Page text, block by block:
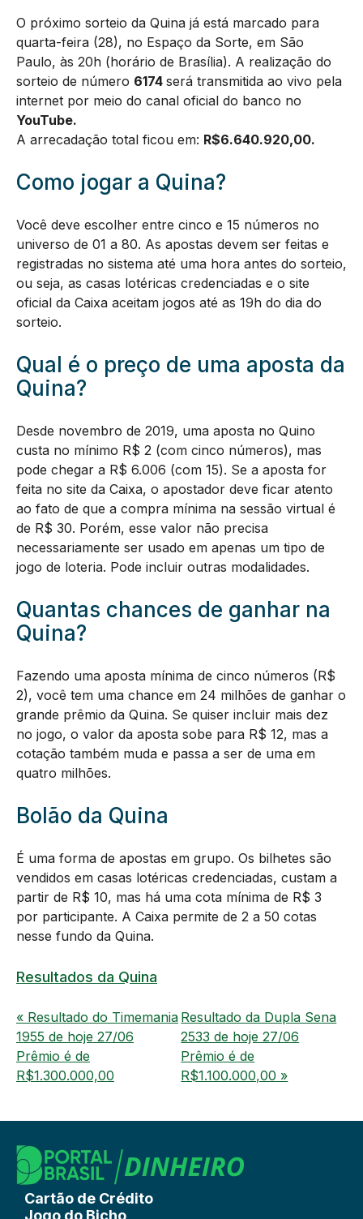
O próximo sorteio da Quina já está marcado para
quarta-feira (28), no Espaço da Sorte, em São
Paulo, às 20h (horário de Brasília). A realização do
sorteio de número 6174 será transmitida ao vivo pela
internet por meio do canal oficial do banco no
YouTube.
A arrecadação total ficou em: R$6.640.920,00.
Como jogar a Quina?
Você deve escolher entre cinco e 15 números no
universo de 01 a 80. As apostas devem ser feitas e
registradas no sistema até uma hora antes do sorteio,
ou seja, as casas lotéricas credenciadas e o site
oficial da Caixa aceitam jogos até as 19h do dia do
sorteio.
Qual é o preço de uma aposta da
Quina?
Desde novembro de 2019, uma aposta no Quino
custa no mínimo R$ 2 (com cinco números), mas
pode chegar a R$ 6.006 (com 15). Se a aposta for
feita no site da Caixa, o apostador deve ficar atento
ao fato de que a compra mínima na sessão virtual é
de R$ 30. Porém, esse valor não precisa
necessariamente ser usado em apenas um tipo de
jogo de loteria. Pode incluir outras modalidades.
Quantas chances de ganhar na
Quina?
Fazendo uma aposta mínima de cinco números (R$
2), você tem uma chance em 24 milhões de ganhar o
grande prêmio da Quina. Se quiser incluir mais dez
no jogo, o valor da aposta sobe para R$ 12, mas a
cotação também muda e passa a ser de uma em
quatro milhões.
Bolão da Quina
É uma forma de apostas em grupo. Os bilhetes são
vendidos em casas lotéricas credenciadas, custam a
partir de R$ 10, mas há uma cota mínima de R$ 3
por participante. A Caixa permite de 2 a 50 cotas
nesse fundo da Quina.
Resultados da Quina
« Resultado do Timemania
1955 de hoje 27/06
Prêmio é de
R$1.300.000,00
Resultado da Dupla Sena
2533 de hoje 27/06
Prêmio é de
R$1.100.000,00 »
Cartão de Crédito
Jogo do Bicho